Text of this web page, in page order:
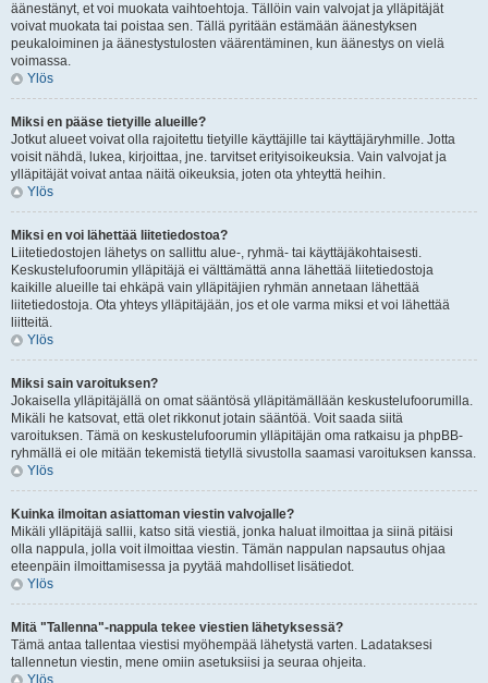
äänestänyt, et voi muokata vaihtoehtoja. Tällöin vain valvojat ja ylläpitäjät
voivat muokata tai poistaa sen. Tällä pyritään estämään äänestyksen
peukaloiminen ja äänestystulosten väärentäminen, kun äänestys on vielä
voimassa.
Ylös
Miksi en pääse tietyille alueille?
Jotkut alueet voivat olla rajoitettu tietyille käyttäjille tai käyttäjäryhmille. Jotta
voisit nähdä, lukea, kirjoittaa, jne. tarvitset erityisoikeuksia. Vain valvojat ja
ylläpitäjät voivat antaa näitä oikeuksia, joten ota yhteyttä heihin.
Ylös
Miksi en voi lähettää liitetiedostoa?
Liitetiedostojen lähetys on sallittu alue-, ryhmä- tai käyttäjäkohtaisesti.
Keskustelufoorumin ylläpitäjä ei välttämättä anna lähettää liitetiedostoja
kaikille alueille tai ehkäpä vain ylläpitäjien ryhmän annetaan lähettää
liitetiedostoja. Ota yhteys ylläpitäjään, jos et ole varma miksi et voi lähettää
liitteitä.
Ylös
Miksi sain varoituksen?
Jokaisella ylläpitäjällä on omat sääntösä ylläpitämällään keskustelufoorumilla.
Mikäli he katsovat, että olet rikkonut jotain sääntöä. Voit saada siitä
varoituksen. Tämä on keskustelufoorumin ylläpitäjän oma ratkaisu ja phpBB-
ryhmällä ei ole mitään tekemistä tietyllä sivustolla saamasi varoituksen kanssa.
Ylös
Kuinka ilmoitan asiattoman viestin valvojalle?
Mikäli ylläpitäjä sallii, katso sitä viestiä, jonka haluat ilmoittaa ja siinä pitäisi
olla nappula, jolla voit ilmoittaa viestin. Tämän nappulan napsautus ohjaa
eteenpäin ilmoittamisessa ja pyytää mahdolliset lisätiedot.
Ylös
Mitä "Tallenna"-nappula tekee viestien lähetyksessä?
Tämä antaa tallentaa viestisi myöhempää lähetystä varten. Ladataksesi
tallennetun viestin, mene omiin asetuksiisi ja seuraa ohjeita.
Ylös